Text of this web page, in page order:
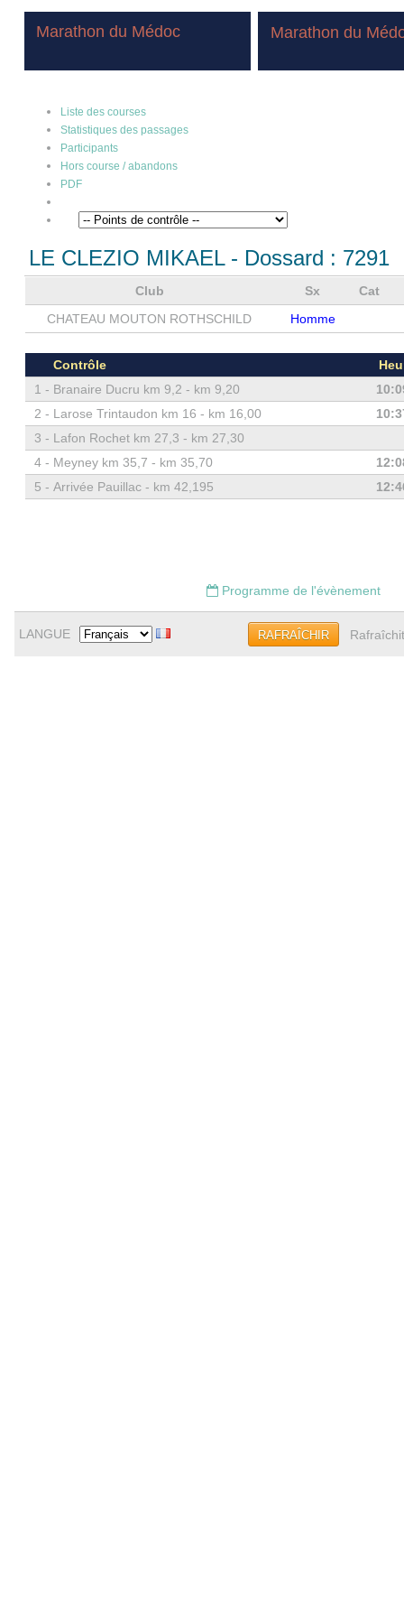
Marathon du Médoc Marathon du
Liste des courses
Statistiques des passages
Participants
Hors course / abandons
PDF
LE CLEZIO MIKAEL- Dossard : 7291
Club Sx Cat
CHATEAU MOUTON ROTHSCHILD
Homme
Contrôle
1 - Branaire Ducru km 9,2 - km 9,20
2 - Larose Trintaudon km 16 - km 16,00
3 - Lafon Rochet km 27,3 - km 27,30
4 - Meyney km 35,7 - km 35,70
5 - Arrivée Pauillac - km 42,195
Programme de l'évènement
LANGUE RAFRAÎCHIR